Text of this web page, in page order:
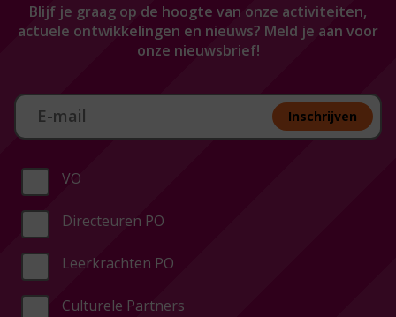
Blijf je graag op de hoogte van onze activiteiten,
actuele ontwikkelingen en nieuws? Meld je aan voor
onze nieuwsbrief!
Aan melden nieuwsbrief Inschrijven
VO
Directeuren PO
Leerkrachten PO
Culturele Partners